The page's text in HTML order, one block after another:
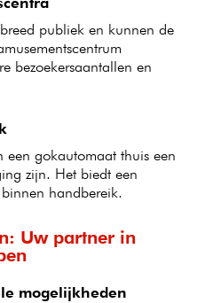
publiek en kunnen de
bezoekersaantallen en
een gokautomaat thuis een
zijn. Het biedt een
handbereik.
Uw partner in
mogelijkheden